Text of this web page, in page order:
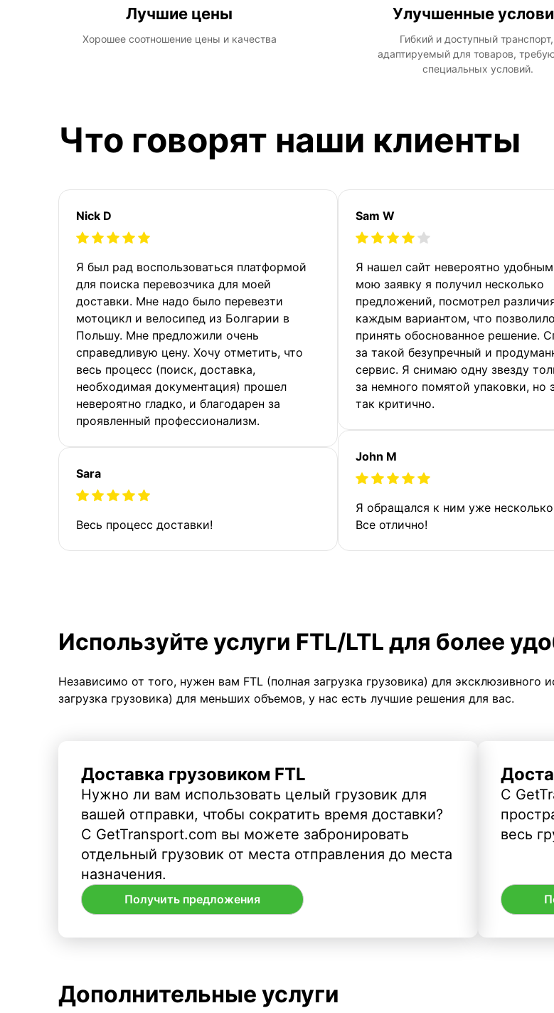
Лучшие цены
Хорошее соотношение цены и качества
Улучшенные
Гибкий и доступный транспорт,
адаптируемый для товаров,
специальных условий.
Что говорят наши клиенты
Nick D
Я был рад воспользоваться платформой
для поиска перевозчика для моей
доставки. Мне надо было перевезти
мотоцикл и велосипед из Болгарии в
Польшу. Мне предложили очень
справедливую цену. Хочу отметить, что
весь процесс (поиск, доставка,
необходимая документация) прошел
невероятно гладко, и благодарен за
проявленный профессионализм.
Sara
Весь процесс доставки!
Sam W
Я нашел сайт невероятно
мою заявку я получил несколько
предложений, посмотрел
каждым вариантом, что
принять обоснованное решение.
за такой безупречный и
сервис. Я снимаю одну звезду
за немного помятой упаковки, но
так критично.
John M
Я обращался к ним уже несколько
Все отлично!
Используйте услуги FTL/LTL для более
Независимо от того, нужен вам FTL (полная загрузка грузовика) для эксклюзивного
загрузка грузовика) для меньших объемов, у нас есть лучшие решения для вас.
Доставка грузовиком FTL
Нужно ли вам использовать целый грузовик для
вашей отправки, чтобы сократить время доставки?
С GetTransport.com вы можете забронировать
отдельный грузовик от места отправления до места
назначения.
Получить предложения
С
весь
Дополнительные услуги